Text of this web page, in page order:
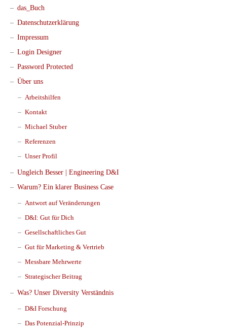
das_Buch
Datenschutzerklärung
Impressum
Login Designer
Password Protected
Über uns
Arbeitshilfen
Kontakt
Michael Stuber
Referenzen
Unser Profil
Ungleich Besser | Engineering D&I
Warum? Ein klarer Business Case
Antwort auf Veränderungen
D&I: Gut für Dich
Gesellschaftliches Gut
Gut für Marketing & Vertrieb
Messbare Mehrwerte
Strategischer Beitrag
Was? Unser Diversity Verständnis
D&I Forschung
Das Potenzial-Prinzip